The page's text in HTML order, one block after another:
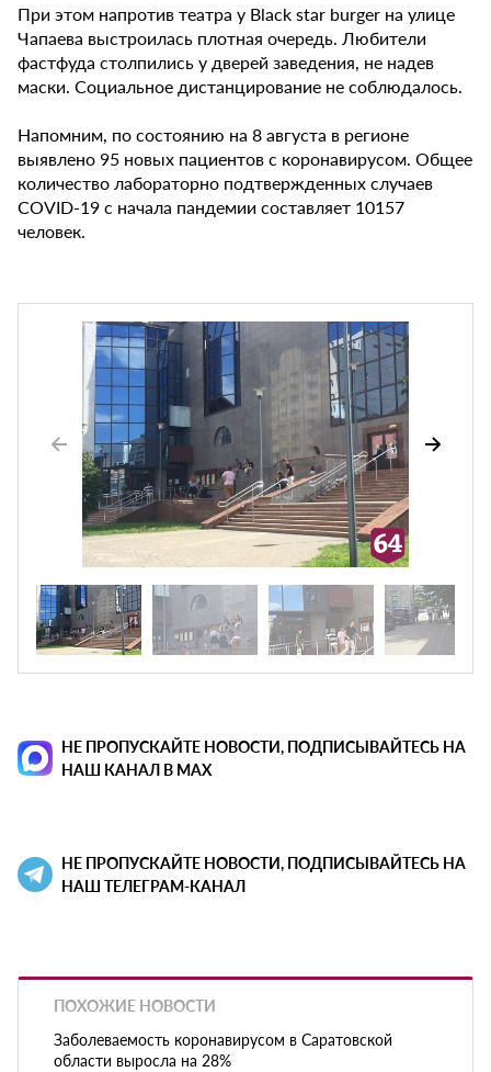
При этом напротив театра у Black star burger на улице
Чапаева выстроилась плотная очередь. Любители
фастфуда столпились у дверей заведения, не надев
маски. Социальное дистанцирование не соблюдалось.
Напомним, по состоянию на 8 августа в регионе
выявлено 95 новых пациентов с коронавирусом. Общее
количество лабораторно подтвержденных случаев
COVID-19 с начала пандемии составляет 10157
человек.
НЕ ПРОПУСКАЙТЕ НОВОСТИ, ПОДПИСЫВАЙТЕСЬ НА
НАШ КАНАЛ В MAX
НЕ ПРОПУСКАЙТЕ НОВОСТИ, ПОДПИСЫВАЙТЕСЬ НА
НАШ ТЕЛЕГРАМ-КАНАЛ
ПОХОЖИЕ НОВОСТИ
Заболеваемость коронавирусом в Саратовской
области выросла на 28%